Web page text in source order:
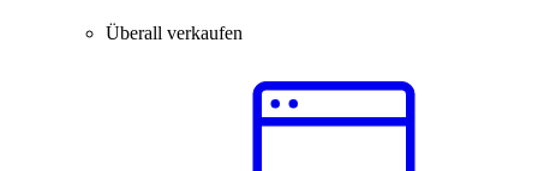
Überall verkaufen